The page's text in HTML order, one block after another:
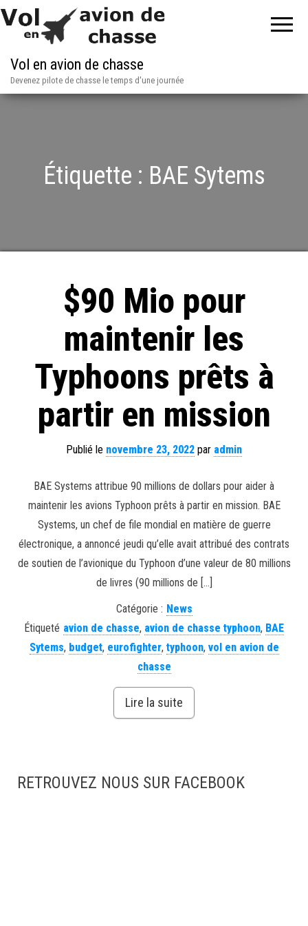
Vol en avion de chasse
Devenez pilote de chasse le temps d'une journée
Étiquette : BAE Sytems
$90 Mio pour
maintenir les
Typhoons prêts à
partir en mission
Publié le novembre 23, 2022 par admin
BAE Systems attribue 90 millions de dollars pour aider à
maintenir les avions Typhoon prêts à partir en mission. BAE
Systems, un chef de file mondial en matière de guerre
électronique, a annoncé jeudi qu’elle avait attribué des contrats
de soutien de l’avionique du Typhoon d’une valeur de 80 millions
de livres (90 millions de […]
Catégorie : News
Étiqueté avion de chasse, avion de chasse typhoon, BAE
Sytems, budget, eurofighter, typhoon, vol en avion de
chasse
Lire la suite
RETROUVEZ NOUS SUR FACEBOOK